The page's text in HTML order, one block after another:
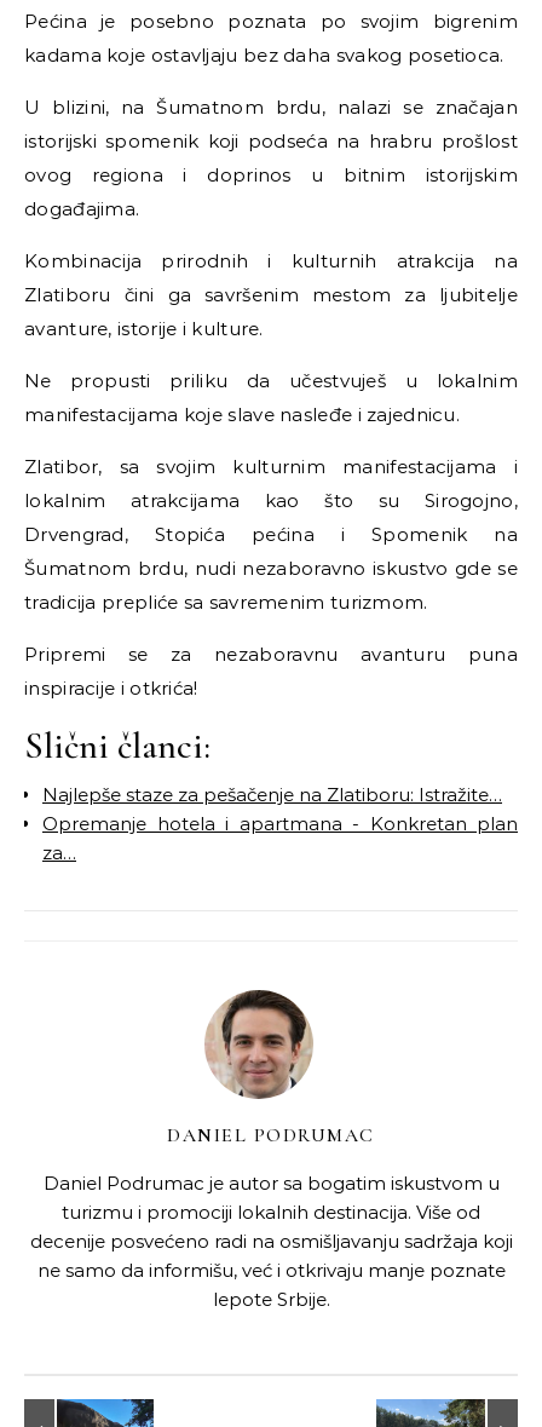
Pećina je posebno poznata po svojim bigrenim
kadama koje ostavljaju bez daha svakog posetioca.
U blizini, na Šumatnom brdu, nalazi se značajan
istorijski spomenik koji podseća na hrabru prošlost
ovog regiona i doprinos u bitnim istorijskim
događajima.
Kombinacija prirodnih i kulturnih atrakcija na
Zlatiboru čini ga savršenim mestom za ljubitelje
avanture, istorije i kulture.
Ne propusti priliku da učestvuješ u lokalnim
manifestacijama koje slave nasleđe i zajednicu.
Zlatibor, sa svojim kulturnim manifestacijama i
lokalnim atrakcijama kao što su Sirogojno,
Drvengrad, Stopića pećina i Spomenik na
Šumatnom brdu, nudi nezaboravno iskustvo gde se
tradicija prepliće sa savremenim turizmom.
Pripremi se za nezaboravnu avanturu puna
inspiracije i otkrića!
Slični članci:
Najlepše staze za pešačenje na Zlatiboru: Istražite…
Opremanje hotela i apartmana - Konkretan plan
za…
DANIEL PODRUMAC
Daniel Podrumac je autor sa bogatim iskustvom u
turizmu i promociji lokalnih destinacija. Više od
decenije posvećeno radi na osmišljavanju sadržaja koji
ne samo da informišu, već i otkrivaju manje poznate
lepote Srbije.